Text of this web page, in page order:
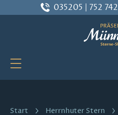
Zum Hauptinhalt springen
035205 | 752 742
Start
Herrnhuter Stern